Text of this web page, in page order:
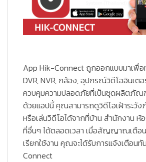
App Hik-Connect ถูกออกแบบมาเพื่อ
DVR, NVR, กล้อง, อุปกรณ์วิดีโออินเต
ควบคุมความปลอดภัยที่เป็นชุดผลิตภัณ
ด้วยแอปนี้ คุณสามารถดูวิดีโอเฝ้าระวัง
หรือเล่นวิดีโอได้จากที่บ้าน สำนักงาน
ที่อื่นๆ ได้ตลอดเวลา เมื่อสัญญาณเตื
เรียกใช้งาน คุณจะได้รับการแจ้งเตือน
Connect